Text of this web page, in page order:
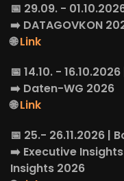
📅 29.09. -
➡️ DATAGOVKON
🌐Link
📅 14.10. -
➡️ Daten-WG 2026
🌐Link
📅 25.- 26.11.2026 |
➡️ Executive Insights
Insights 2026